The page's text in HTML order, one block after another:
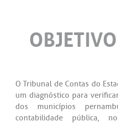
O Tribunal de Contas do
um diagnóstico para
dos municípios
contabilidade pública,